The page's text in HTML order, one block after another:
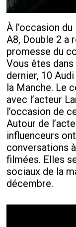
À l’occasion
A8, Double 2 a
promesse du
Vous êtes
dernier, 10
la Manche. Le
avec l’acteur
l’occasion de
Autour de
influenceurs
conversations
filmées. Elles
sociaux de la
décembre.